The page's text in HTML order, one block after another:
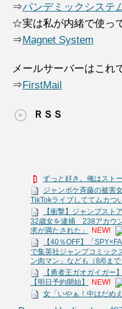
⇒パンデミックシステ
☆実は私が内緒で使っ
⇒Magnet System
メールサーバーはこれ
⇒FirstMail
ＲＳＳ
ずっと好き。俺はスト
ジャンポケ斉藤の被害
TikTokライブしててムカつ
【衝撃】ジャンプス
32歳女を逮捕 238アカウ
求が満たされた」
NEW!
【40％OFF】「
で集英社ジャンプコミック
ン肉マン」なども（8/6まで
【勇者王ガオガイガー
【明日予約開始】
NEW!
女「いやぁ！中はだめ